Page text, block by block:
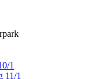
1
11/1